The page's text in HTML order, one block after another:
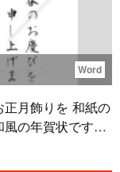
Word
月飾りを 和紙の
の年賀状です。